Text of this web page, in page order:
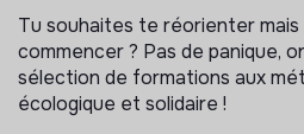
Tu souhaites te réorienter mais
commencer ? Pas de panique,
sélection de formations aux
écologique et solidaire !